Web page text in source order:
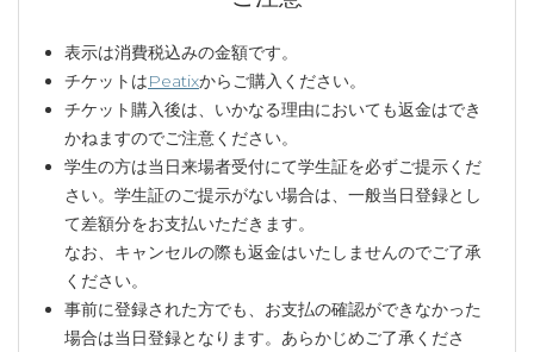
表示は消費税込みの金額です。
チケットはPeatixからご購入ください。
チケット購入後は、いかなる理由においても返金はでき
かねますのでご注意ください。
学生の方は当日来場者受付にて学生証を必ずご提示くだ
さい。学生証のご提示がない場合は、一般当日登録とし
て差額分をお支払いただきます。
なお、キャンセルの際も返金はいたしませんのでご了承
ください。
事前に登録された方でも、お支払の確認ができなかった
場合は当日登録となります。あらかじめご了承くださ